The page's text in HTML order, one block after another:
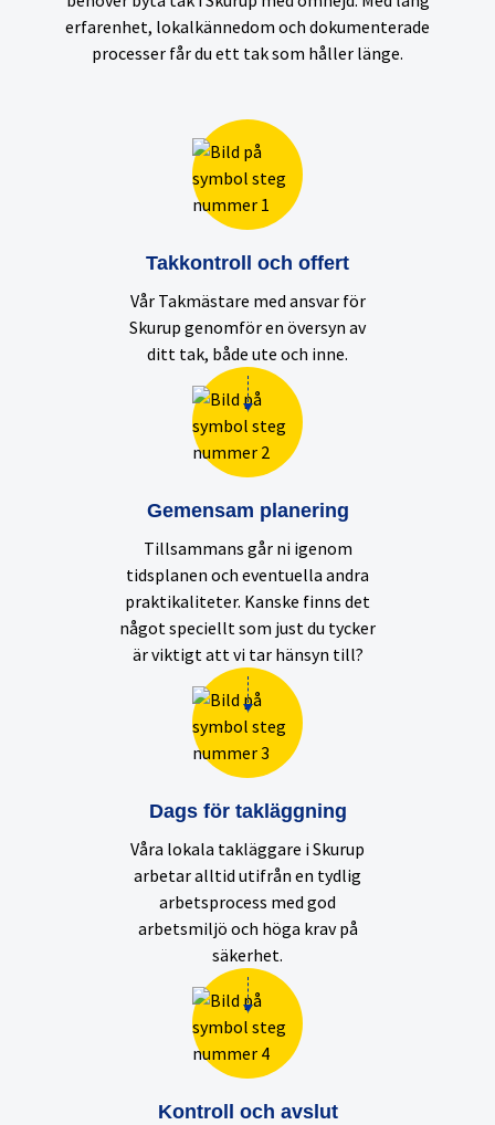
erfarenhet, lokalkännedom och dokumenterade
processer får du ett tak som håller länge.
Takkontroll och offert
Vår Takmästare med ansvar för
Skurup genomför en översyn av
ditt tak, både ute och inne.
Gemensam planering
Tillsammans går ni igenom
tidsplanen och eventuella andra
praktikaliteter. Kanske finns det
något speciellt som just du tycker
är viktigt att vi tar hänsyn till?
Dags för takläggning
Våra lokala takläggare i Skurup
arbetar alltid utifrån en tydlig
arbetsprocess med god
arbetsmiljö och höga krav på
säkerhet.
Kontroll och avslut